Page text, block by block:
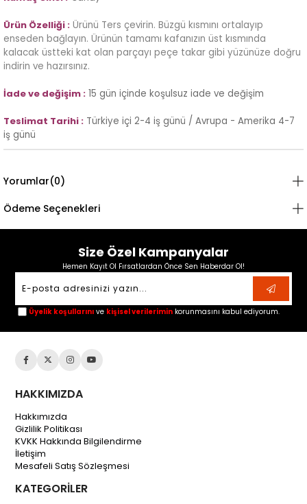
Ürün Özelliği : Ürünü Ters çevirin. Büzgü kısmını ortalayıp
enseden bağlayın. Ürünün tamamı kafanızın üst kısmında
kalacak üstteki kat olan parçayı peçe takar gibi yüzünüze doğru
indirin ve hazırsınız.
İade ve değişim : 15 gün içinde koşulsuz iade ve değişim
Teslimat Tarihi : Türkiye içi 2-4 iş günü / Avrupa - Amerika 4-7
iş günü
Yorumlar(0)
Ödeme Seçenekleri
Size Özel Kampanyalar
Hemen Kayıt Ol Fırsatlardan Önce Sen Haberdar Ol!
Üyelik koşullarını ve kişisel verilerimin korunmasını kabul ediyorum.
HAKKIMIZDA
Hakkımızda
Gizlilik Politikası
KVKK Hakkında Bilgilendirme
İletişim
Mesafeli Satış Sözleşmesi
KATEGORİLER